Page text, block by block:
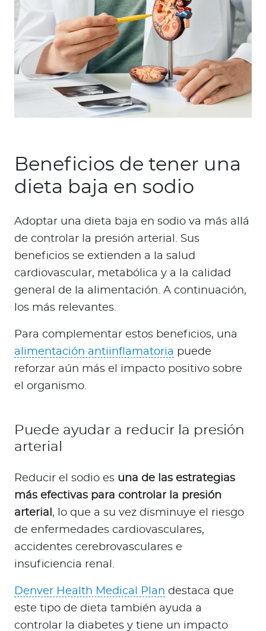
Beneficios de tener una
dieta baja en sodio
Adoptar una dieta baja en sodio va más allá
de controlar la presión arterial. Sus
beneficios se extienden a la salud
cardiovascular, metabólica y a la calidad
general de la alimentación. A continuación,
los más relevantes.
Para complementar estos beneficios, una
alimentación antiinflamatoria puede
reforzar aún más el impacto positivo sobre
el organismo.
Puede ayudar a reducir la presión
arterial
Reducir el sodio es una de las estrategias
más efectivas para controlar la presión
arterial , lo que a su vez disminuye el riesgo
de enfermedades cardiovasculares,
accidentes cerebrovasculares e
insuficiencia renal.
Denver Health Medical Plan destaca que
este tipo de dieta también ayuda a
controlar la diabetes y tiene un impacto